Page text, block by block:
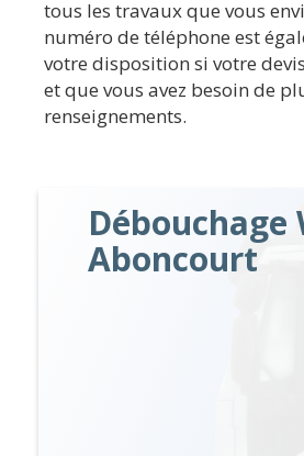
tous les travaux que vous
numéro de téléphone est
votre disposition si votre
et que vous avez besoin de
renseignements.
Débouchage
Aboncourt